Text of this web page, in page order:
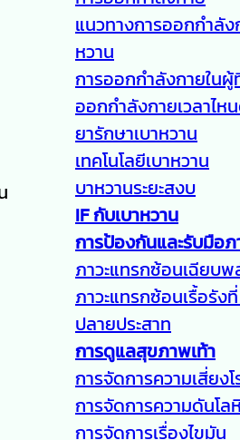
แนวทางการออกกำลัง
หวาน
การออกกำลังกายใน
ออกกำลังกายเวลาไห
ยารักษาเบาหวาน
เทคโนโลยีเบาหวาน
บาหวานระยะสงบ
IF กับเบาหวาน
การป้องกันและรับมือ
ภาวะแทรกซ้อนเฉียบ
ภาวะแทรกซ้อนเรื้อรัง
ปลายประสาท
การดูแลสุขภาพเท้า
การจัดการความเสี่ยงโ
การจัดการความดันโ
การจัดการเรื่องไขมัน